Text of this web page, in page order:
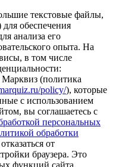
текстовые файлы,
обеспечения
анализа его
опыта. На
в том числе
(политика
policy/), которые
с использованием
вы соглашаетесь с
персональных
обработки
от
браузера. Это
функций сайта.